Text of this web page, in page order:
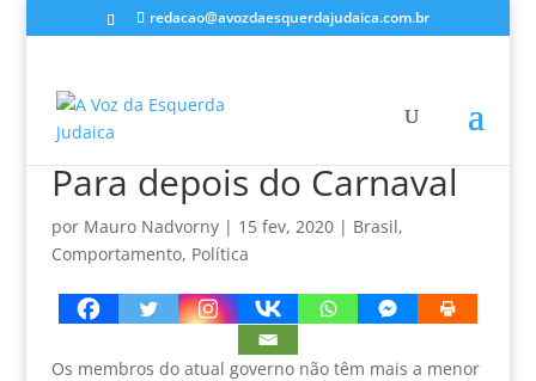
redacao@avozdaesquerdajudaica.com.br
Para depois do Carnaval
por Mauro Nadvorny| 15 fev, 2020| Brasil,
Comportamento, Política
Os membros do atual governo não têm mais a menor